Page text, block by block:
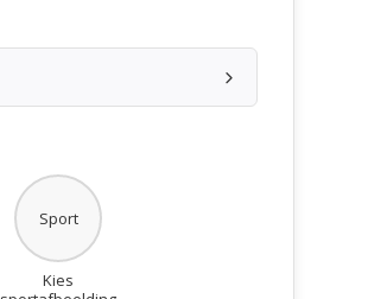
Sport
Kies